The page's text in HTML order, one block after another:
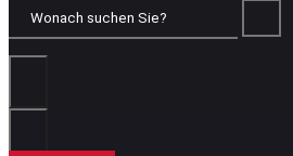
Wonach
Sie?